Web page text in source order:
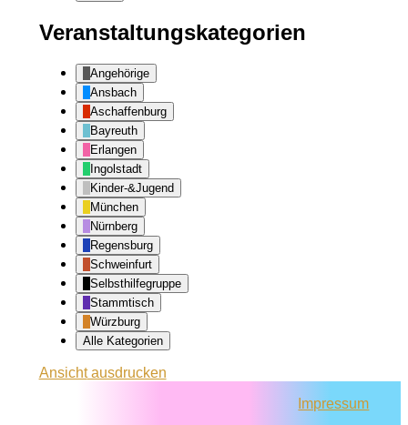
Veranstaltungskategorien
Angehörige
Ansbach
Aschaffenburg
Bayreuth
Erlangen
Ingolstadt
Kinder-&Jugend
München
Nürnberg
Regensburg
Schweinfurt
Selbsthilfegruppe
Stammtisch
Würzburg
Alle Kategorien
Ansichtausdrucken
Impressum